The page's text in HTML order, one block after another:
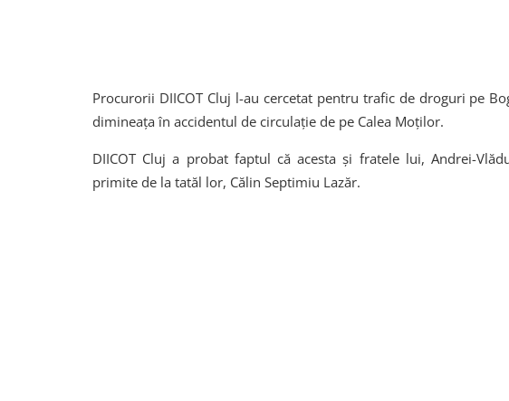
Procurorii DIICOT Cluj l-au cercetat pentru trafic de droguri pe
dimineața în accidentul de circulație de pe Calea Moților.
DIICOT Cluj a probat faptul că acesta și fratele lui, Andrei-
primite de la tatăl lor, Călin Septimiu Lazăr.